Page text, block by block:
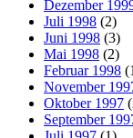
Dezember
Juli 1998 (2)
Juni 1998 (3)
Mai 1998 (2)
Februar 1998
November
Oktober 1997
September